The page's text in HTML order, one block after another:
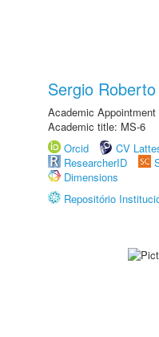
Sergio
Academic
Academic title: MS-6
Orcid
CV
ResearcherID
Dimensions
Repositório